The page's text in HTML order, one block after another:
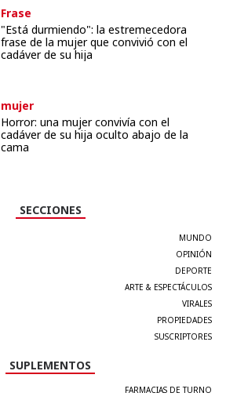
Frase
"Está durmiendo": la estremecedora
frase de la mujer que convivió con el
cadáver de su hija
mujer
Horror: una mujer convivía con el
cadáver de su hija oculto abajo de la
cama
SECCIONES
MUNDO
OPINIÓN
DEPORTE
ARTE & ESPECTÁCULOS
VIRALES
PROPIEDADES
SUSCRIPTORES
SUPLEMENTOS
FARMACIAS DE TURNO